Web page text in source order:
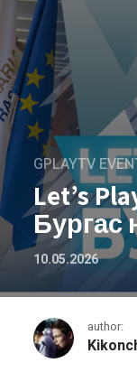
GPLAYTV
Let’s
Бургас
10.05.2026
author: